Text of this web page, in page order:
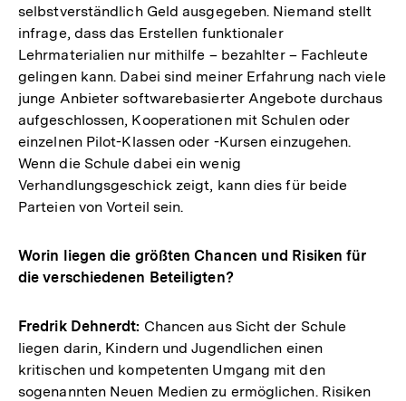
selbstverständlich Geld ausgegeben. Niemand stellt
infrage, dass das Erstellen funktionaler
Lehrmaterialien nur mithilfe – bezahlter – Fachleute
gelingen kann. Dabei sind meiner Erfahrung nach viele
junge Anbieter softwarebasierter Angebote durchaus
aufgeschlossen, Kooperationen mit Schulen oder
einzelnen Pilot-Klassen oder -Kursen einzugehen.
Wenn die Schule dabei ein wenig
Verhandlungsgeschick zeigt, kann dies für beide
Parteien von Vorteil sein.
Worin liegen die größten Chancen und Risiken für
die verschiedenen Beteiligten?
Fredrik Dehnerdt: Chancen aus Sicht der Schule
liegen darin, Kindern und Jugendlichen einen
kritischen und kompetenten Umgang mit den
sogenannten Neuen Medien zu ermöglichen. Risiken